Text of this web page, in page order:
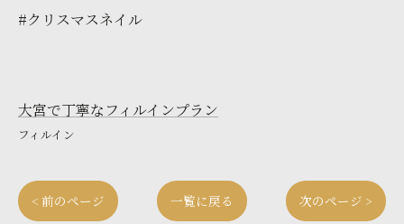
#クリスマスネイル
大宮で丁寧なフィルインプラン
フィルイン
< 前のページ 一覧に戻る 次のページ >